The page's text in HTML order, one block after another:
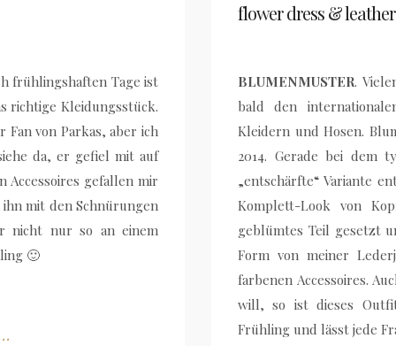
frühlingshaften Tage ist
richtige Kleidungsstück.
Fan von Parkas, aber ich
da, er gefiel mit auf
Accessoires gefallen mir
mit den Schnürungen
nicht nur so an einem
🙂
flower dress &
BLUMENMUSTER.
bald den
Kleidern und Hosen.
2014. Gerade bei dem
„entschärfte“ Variante
Komplett-Look von
geblümtes Teil gesetzt
Form von meiner
farbenen Accessoires.
will, so ist dieses
Frühling und lässt jede